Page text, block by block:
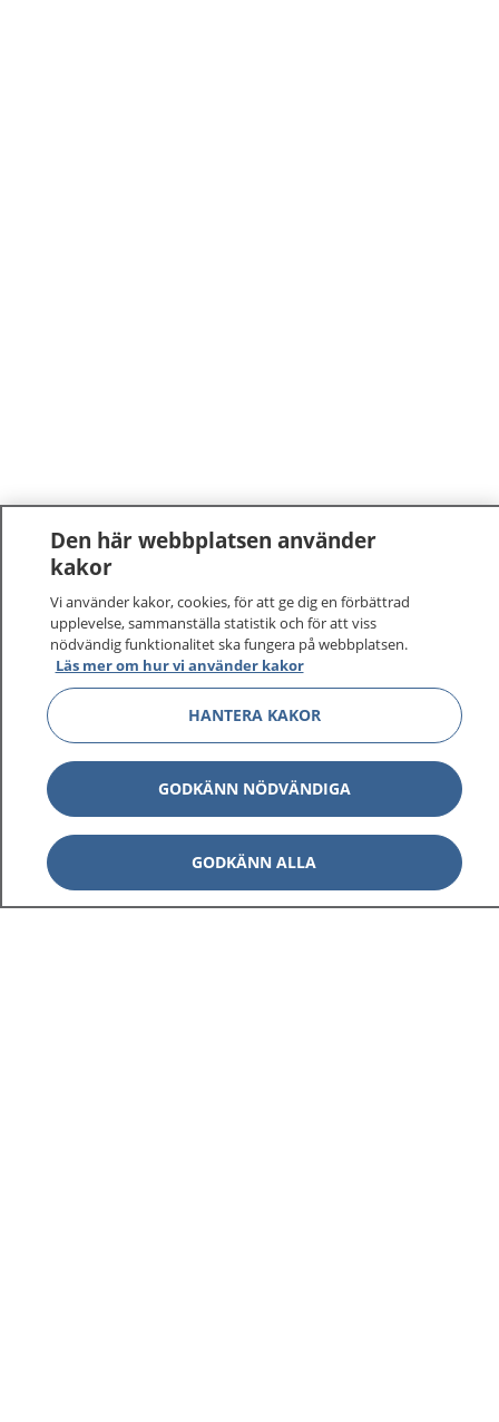
Den här webbplatsen använder
kakor
Vi använder kakor, cookies, för att ge dig en förbättrad
upplevelse, sammanställa statistik och för att viss
nödvändig funktionalitet ska fungera på webbplatsen.
Läs mer om hur vi använder kakor
HANTERA KAKOR
GODKÄNN NÖDVÄNDIGA
GODKÄNN ALLA